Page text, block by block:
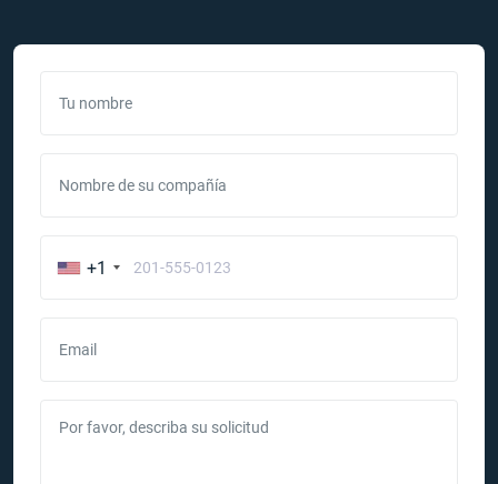
Tu nombre
Nombre de su compañía
+1
Email
Por favor, describa su solicitud